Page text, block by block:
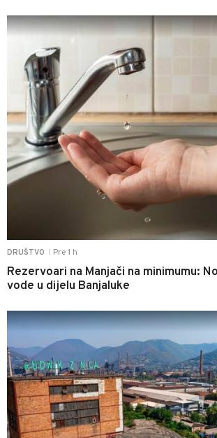
DRUŠTVO Pre 1 h
Rezervoari na Manjači na minimumu:
vode u dijelu Banjaluke